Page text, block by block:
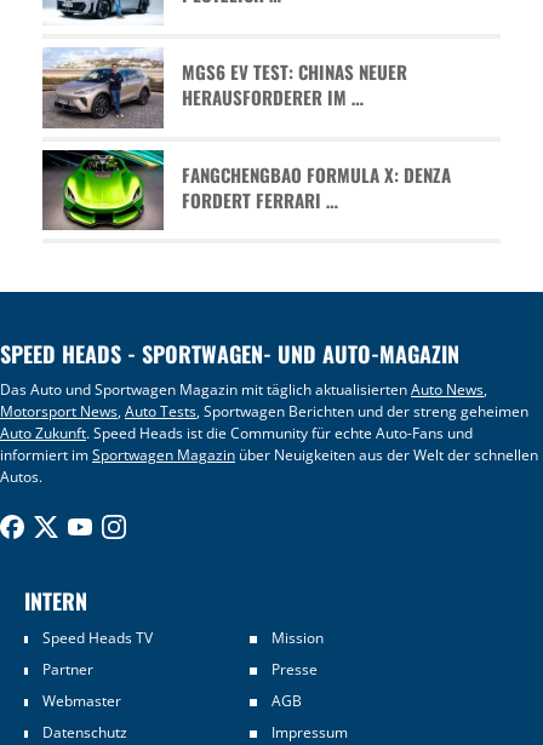
MGS6 EV TEST: CHINAS NEUER
HERAUSFORDERER IM …
FANGCHENGBAO FORMULA X: DENZA
FORDERT FERRARI …
SPEED HEADS - SPORTWAGEN- UND AUTO-MAGAZIN
Das Auto und Sportwagen Magazin mit täglich aktualisiertenAuto News,
Motorsport News,Auto Tests, Sportwagen Berichten und der streng geheimen
Auto Zukunft. Speed Heads ist die Community für echte Auto-Fans und
informiert imSportwagen Magazin über Neuigkeiten aus der Welt der schnellen
Autos.
INTERN
Speed Heads TV
Mission
Partner
Presse
Webmaster
AGB
Datenschutz
Impressum